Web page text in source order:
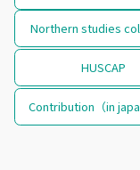
Northern studies
HUSCAP
Contribution（in